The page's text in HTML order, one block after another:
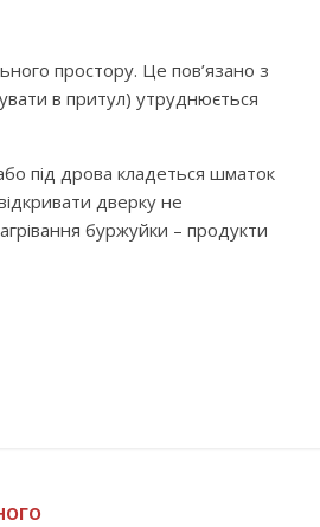
простору. Це пов’язано з
в притул) утруднюється
під дрова кладеться шматок
дверку не
буржуйки – продукти